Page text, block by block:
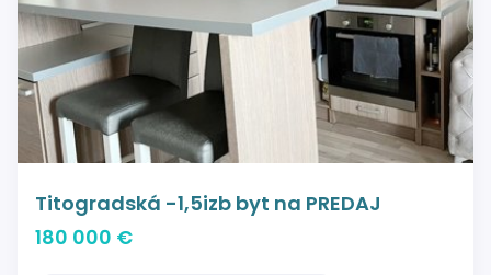
Titogradská -1,5izb byt na PREDAJ
180 000 €